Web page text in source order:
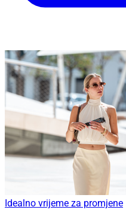
Idealno vrijeme za promjene